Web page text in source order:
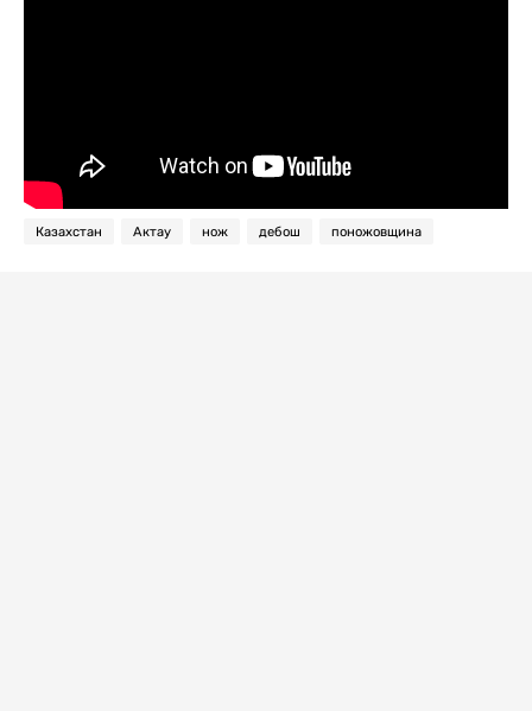
Казахстан Актау нож дебош поножовщина